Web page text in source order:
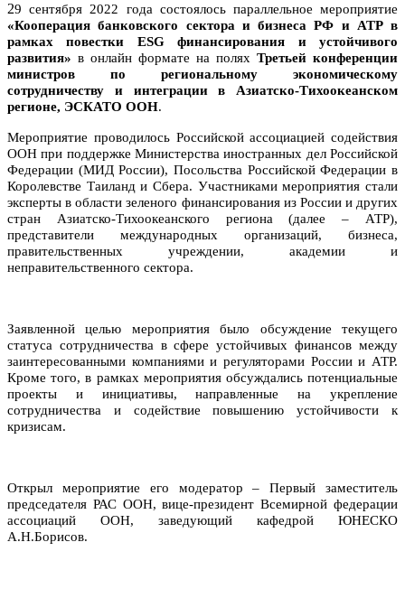
29 сентября 2022 года состоялось параллельное мероприятие
«Кооперация банковского сектора и бизнеса РФ и АТР в
рамках повестки ESG финансирования и устойчивого
развития» в онлайн формате на полях Третьей конференции
министров по региональному экономическому
сотрудничеству и интеграции в Азиатско-Тихоокеанском
регионе, ЭСКАТО ООН.
Мероприятие проводилось Российской ассоциацией содействия
ООН при поддержке Министерства иностранных дел Российской
Федерации (МИД России), Посольства Российской Федерации в
Королевстве Таиланд и Сбера. Участниками мероприятия стали
эксперты в области зеленого финансирования из России и других
стран Азиатско-Тихоокеанского региона (далее – АТР),
представители международных организаций, бизнеса,
правительственных учреждении, академии и
неправительственного сектора.
Заявленной целью мероприятия было обсуждение текущего
статуса сотрудничества в сфере устойчивых финансов между
заинтересованными компаниями и регуляторами России и АТР.
Кроме того, в рамках мероприятия обсуждались потенциальные
проекты и инициативы, направленные на укрепление
сотрудничества и содействие повышению устойчивости к
кризисам.
Открыл мероприятие его модератор – Первый заместитель
председателя РАС ООН, вице-президент Всемирной федерации
ассоциаций ООН, заведующий кафедрой ЮНЕСКО
А.Н.Борисов.